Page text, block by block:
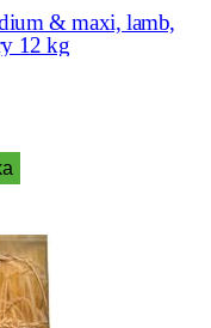
& maxi, lamb,
12 kg